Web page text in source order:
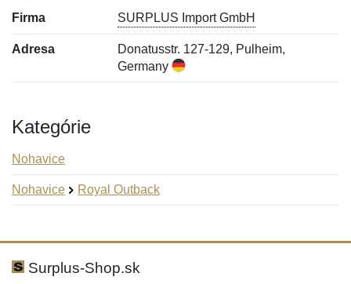
Firma SURPLUS Import GmbH
Adresa
Donatusstr. 127-129, Pulheim,
Germany
Kategórie
Nohavice
Nohavice Royal Outback
Hodnotenie:
Meno:
Surplus-Shop.sk